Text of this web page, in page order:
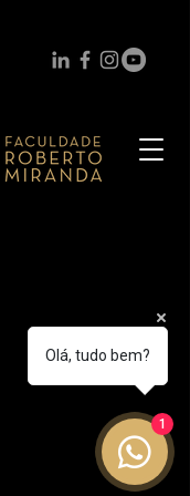
Olá, tudo bem?
1